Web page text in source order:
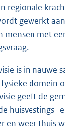
regionale
gewerkt
mensen met
is in nauwe
domein
geeft de
huisvestings-
en weer thuis